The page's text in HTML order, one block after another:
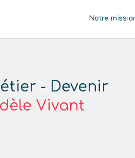
Notre
- Devenir
Vivant